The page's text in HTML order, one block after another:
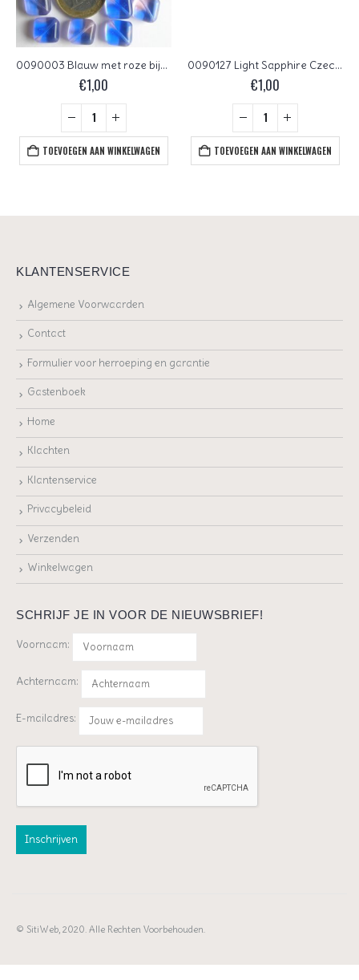
0090003 Blauw met roze bijna vierkant. 14 Pc.
€1,00
TOEVOEGEN AAN WINKELWAGEN
0090127 Light Sapphire Czech Glass Facet Firepolish 6 mm 25 stuks
€1,00
TOEVOEGEN AAN WINKELWAGEN
KLANTENSERVICE
Algemene Voorwaarden
Contact
Formulier voor herroeping en garantie
Gastenboek
Home
Klachten
Klantenservice
Privacybeleid
Verzenden
Winkelwagen
SCHRIJF JE IN VOOR DE NIEUWSBRIEF!
Voornaam:
Achternaam:
E-mailadres:
© SitiWeb, 2020. Alle Rechten Voorbehouden.